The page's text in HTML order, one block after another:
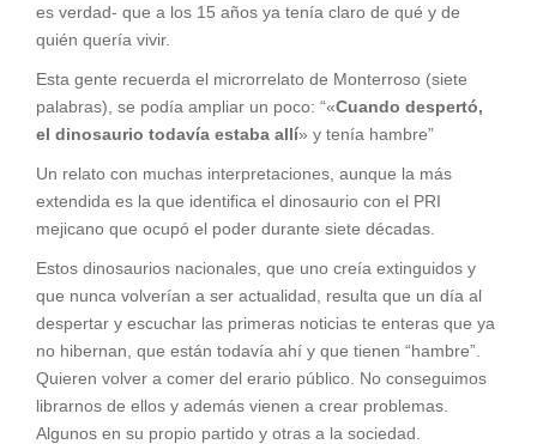
es verdad- que a los 15 años ya tenía claro de qué y de
quién quería vivir.
Esta gente recuerda el microrrelato de Monterroso (siete
palabras), se podía ampliar un poco: “«Cuando despertó,
el dinosaurio todavía estaba allí» y tenía hambre”
Un relato con muchas interpretaciones, aunque la más
extendida es la que identifica el dinosaurio con el PRI
mejicano que ocupó el poder durante siete décadas.
Estos dinosaurios nacionales, que uno creía extinguidos y
que nunca volverían a ser actualidad, resulta que un día al
despertar y escuchar las primeras noticias te enteras que ya
no hibernan, que están todavía ahí y que tienen “hambre”.
Quieren volver a comer del erario público. No conseguimos
librarnos de ellos y además vienen a crear problemas.
Algunos en su propio partido y otras a la sociedad.